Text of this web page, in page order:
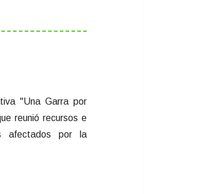
"Una Garra por
reunió recursos e
afectados por la